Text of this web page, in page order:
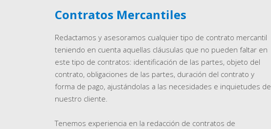
Contratos Mercantiles
Redactamos y asesoramos cualquier tipo de contrato mercantil
teniendo en cuenta aquellas cláusulas que no pueden faltar en
este tipo de contratos: identificación de las partes, objeto del
contrato, obligaciones de las partes, duración del contrato y
forma de pago, ajustándolas a las necesidades e inquietudes de
nuestro cliente.
Tenemos experiencia en la redacción de contratos de